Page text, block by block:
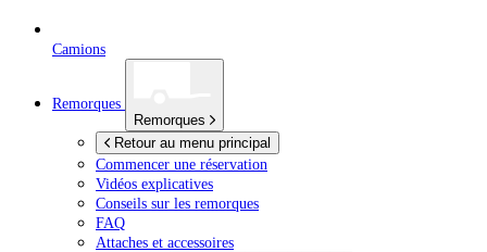
Camions
Remorques
Remorques
Retour au menu principal
Commencer une réservation
Vidéos explicatives
Conseils sur les remorques
FAQ
Attaches et accessoires